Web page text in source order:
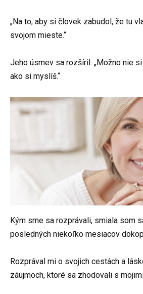
„Na to, aby si človek zabudol, že tu
svojom mieste.“
Jeho úsmev sa rozšíril. „Možno nie
ako si myslíš.“
Kým sme sa rozprávali, smiala som
posledných niekoľko mesiacov
Rozprával mi o svojich cestách a
záujmoch, ktoré sa zhodovali s